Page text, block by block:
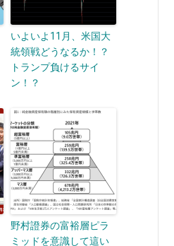
いよいよ11月、米国大
統領戦どうなるか！？
トランプ負けるサイ
ン！？
野村證券の富裕層ピラ
ミッドを意識して這い